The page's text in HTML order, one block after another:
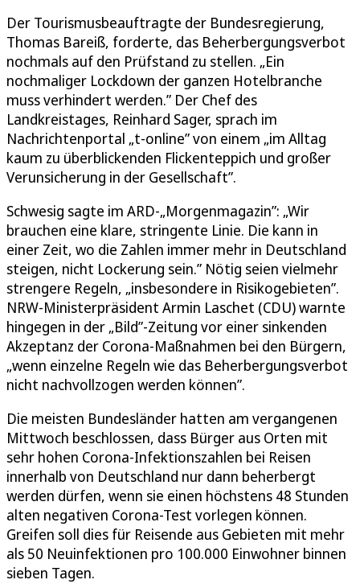
Der Tourismusbeauftragte der Bundesregierung,
Thomas Bareiß, forderte, das Beherbergungsverbot
nochmals auf den Prüfstand zu stellen. „Ein
nochmaliger Lockdown der ganzen Hotelbranche
muss verhindert werden.” Der Chef des
Landkreistages, Reinhard Sager, sprach im
Nachrichtenportal „t-online” von einem „im Alltag
kaum zu überblickenden Flickenteppich und großer
Verunsicherung in der Gesellschaft”.
Schwesig sagte im ARD-„Morgenmagazin”: „Wir
brauchen eine klare, stringente Linie. Die kann in
einer Zeit, wo die Zahlen immer mehr in Deutschland
steigen, nicht Lockerung sein.” Nötig seien vielmehr
strengere Regeln, „insbesondere in Risikogebieten”.
NRW-Ministerpräsident Armin Laschet (CDU) warnte
hingegen in der „Bild”-Zeitung vor einer sinkenden
Akzeptanz der Corona-Maßnahmen bei den Bürgern,
„wenn einzelne Regeln wie das Beherbergungsverbot
nicht nachvollzogen werden können”.
Die meisten Bundesländer hatten am vergangenen
Mittwoch beschlossen, dass Bürger aus Orten mit
sehr hohen Corona-Infektionszahlen bei Reisen
innerhalb von Deutschland nur dann beherbergt
werden dürfen, wenn sie einen höchstens 48 Stunden
alten negativen Corona-Test vorlegen können.
Greifen soll dies für Reisende aus Gebieten mit mehr
als 50 Neuinfektionen pro 100.000 Einwohner binnen
sieben Tagen.